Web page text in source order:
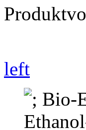
left